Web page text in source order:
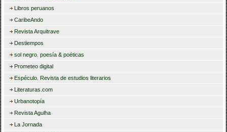
Libros peruanos
CaribeAndo
Revista Arquitrave
Destiempos
sol negro. poesía & poéticas
Prometeo digital
Espéculo. Revista de estudios literarios
Literaturas.com
Urbanotopía
Revista Agulha
La Jornada